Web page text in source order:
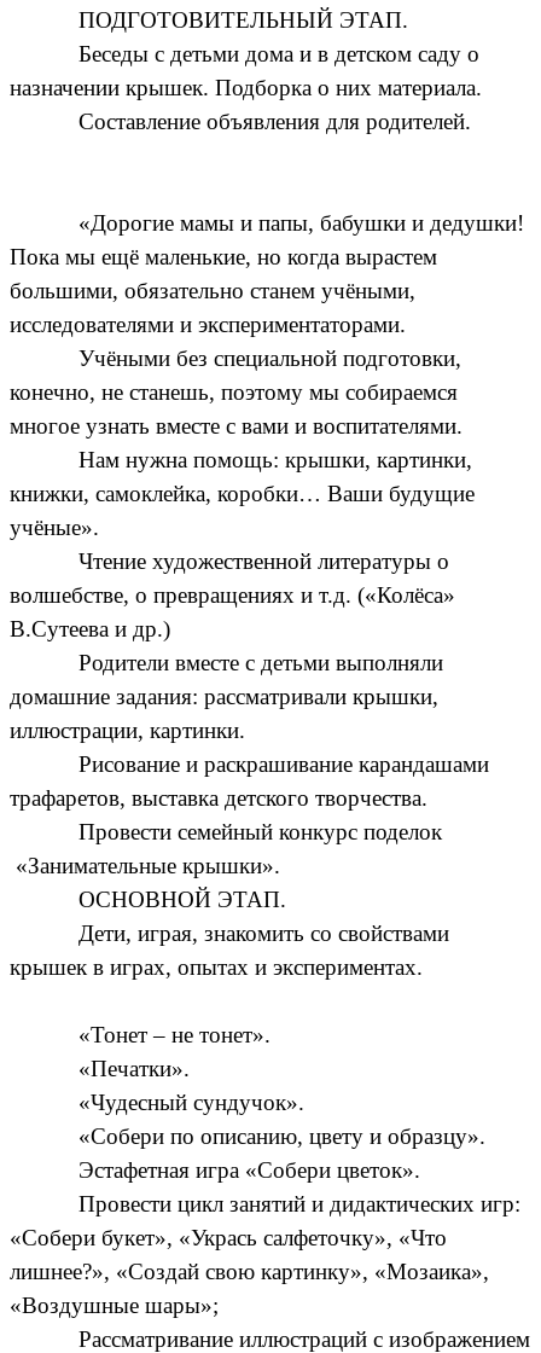
ПОДГОТОВИТЕЛЬНЫЙ ЭТАП.
Беседы с детьми дома и в детском саду о
назначении крышек. Подборка о них материала.
Составление объявления для родителей.
«Дорогие мамы и папы, бабушки и дедушки!
Пока мы ещё маленькие, но когда вырастем
большими, обязательно станем учёными,
исследователями и экспериментаторами.
Учёными без специальной подготовки,
конечно, не станешь, поэтому мы собираемся
многое узнать вместе с вами и воспитателями.
Нам нужна помощь: крышки, картинки,
книжки, самоклейка, коробки… Ваши будущие
учёные».
Чтение художественной литературы о
волшебстве, о превращениях и т.д. («Колёса»
В.Сутеева и др.)
Родители вместе с детьми выполняли
домашние задания: рассматривали крышки,
иллюстрации, картинки.
Рисование и раскрашивание карандашами
трафаретов, выставка детского творчества.
Провести семейный конкурс поделок
«Занимательные крышки».
ОСНОВНОЙ ЭТАП.
Дети, играя, знакомить со свойствами
крышек в играх, опытах и экспериментах.
«Тонет – не тонет».
«Печатки».
«Чудесный сундучок».
«Собери по описанию, цвету и образцу».
Эстафетная игра «Собери цветок».
Провести цикл занятий и дидактических игр:
«Собери букет», «Укрась салфеточку», «Что
лишнее?», «Создай свою картинку», «Мозаика»,
«Воздушные шары»;
Рассматривание иллюстраций с изображением